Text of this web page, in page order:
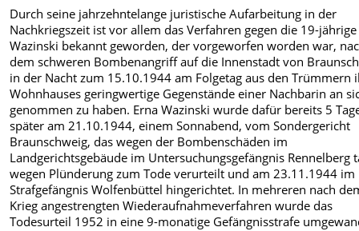
Durch seine jahrzehntelange juristische Aufarbeitung in der
Nachkriegszeit ist vor allem das Verfahren gegen die 19-jährige
Wazinski bekannt geworden, der vorgeworfen worden war,
dem schweren Bombenangriff auf die Innenstadt von
in der Nacht zum 15.10.1944 am Folgetag aus den Trümmern
Wohnhauses geringwertige Gegenstände einer Nachbarin an
genommen zu haben. Erna Wazinski wurde dafür bereits 5
später am 21.10.1944, einem Sonnabend, vom Sondergericht
Braunschweig, das wegen der Bombenschäden im
Landgerichtsgebäude im Untersuchungsgefängnis Rennelberg
wegen Plünderung zum Tode verurteilt und am 23.11.1944 im
Strafgefängnis Wolfenbüttel hingerichtet. In mehreren nach
Krieg angestrengten Wiederaufnahmeverfahren wurde das
Todesurteil 1952 in eine 9-monatige Gefängnisstrafe